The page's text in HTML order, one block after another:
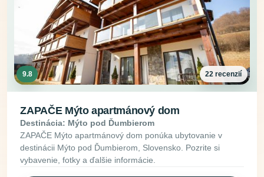
9.8 22 recenzií
ZAPAČE Mýto apartmánový dom
Destinácia: Mýto pod Ďumbierom
ZAPAČE Mýto apartmánový dom ponúka ubytovanie v
destinácii Mýto pod Ďumbierom, Slovensko. Pozrite si
vybavenie, fotky a ďalšie informácie.